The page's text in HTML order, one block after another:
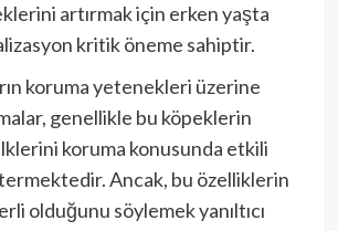
artırmak için erken yaşta
kritik öneme sahiptir.
koruma yetenekleri üzerine
genellikle bu köpeklerin
koruma konusunda etkili
Ancak, bu özelliklerin
olduğunu söylemek yanıltıcı